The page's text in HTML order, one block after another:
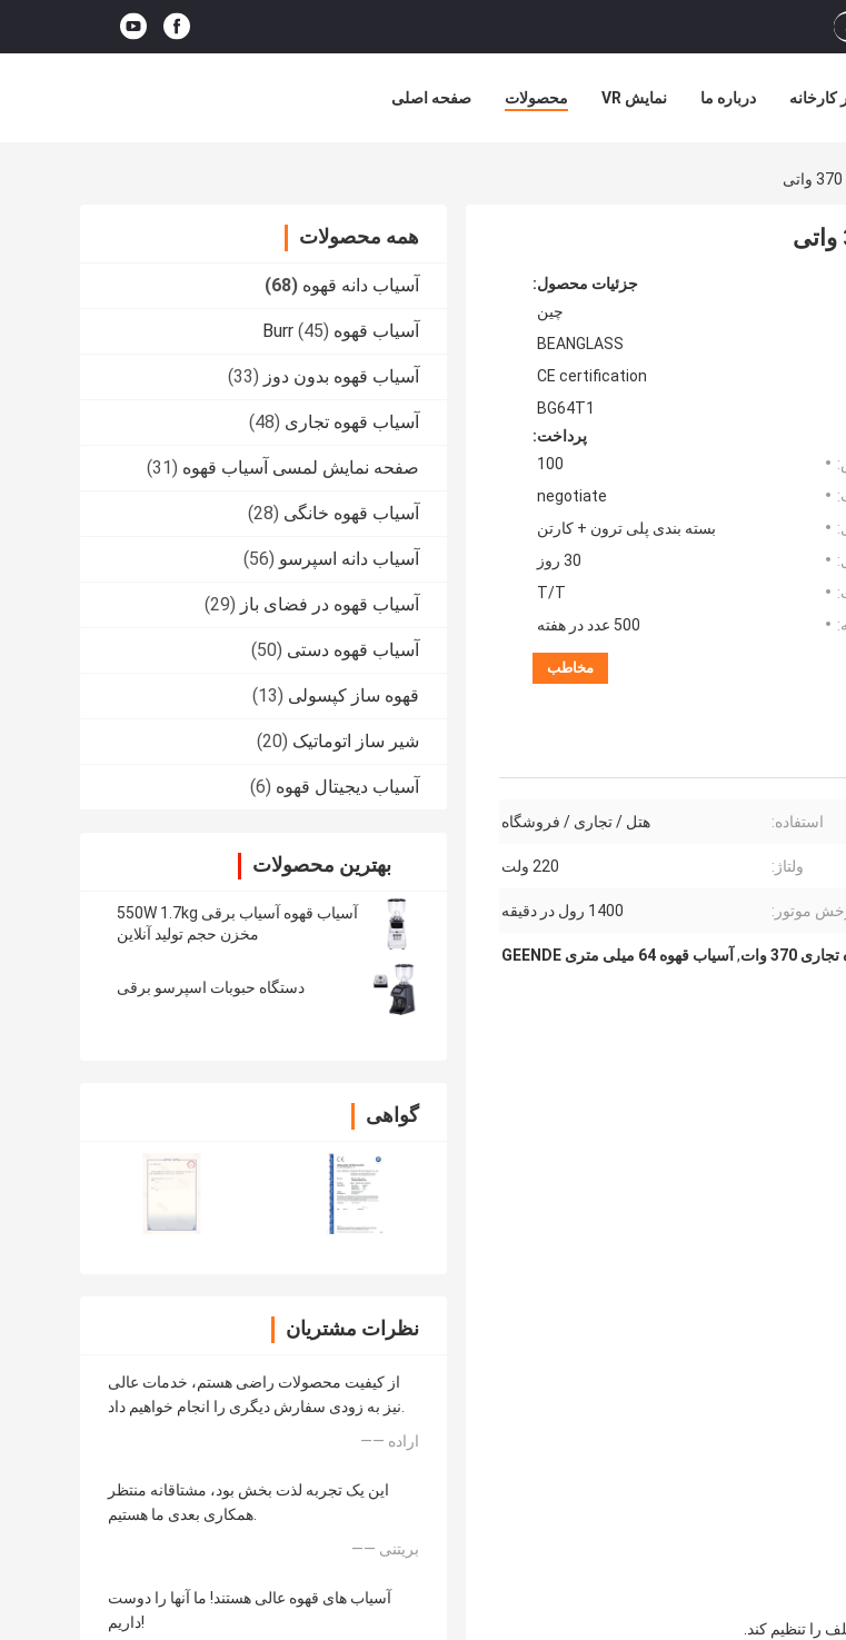
صفحه اصلی محصولات نمایش VR درباره ما کارخانه
همه محصولات
آسیاب دانه قهوه (68)
آسیاب قهوه Burr (45)
آسیاب قهوه بدون دوز (33)
آسیاب قهوه تجاری (48)
صفحه نمایش لمسی آسیاب قهوه (31)
آسیاب قهوه خانگی (28)
آسیاب دانه اسپرسو (56)
آسیاب قهوه در فضای باز (29)
آسیاب قهوه دستی (50)
قهوه ساز کپسولی (13)
شیر ساز اتوماتیک (20)
آسیاب دیجیتال قهوه (6)
بهترین محصولات
آسیاب قهوه آسیاب برقی 550W 1.7kg
مخزن حجم تولید آنلاین
دستگاه حبوبات اسپرسو برقی
گواهی
نظرات مشتریان
از کیفیت محصولات راضی هستم، خدمات عالی
نیز به زودی سفارش دیگری را انجام خواهیم داد.
—— اراده
این یک تجربه لذت بخش بود، مشتاقانه منتظر
همکاری بعدی ما هستیم.
—— بریتنی
آسیاب های قهوه عالی هستند! ما آنها را دوست
داریم!
جزئیات محصول:
چین
BEANGLASS
CE certification
BG64T1
پرداخت:
100
negotiate
بسته بندی پلی ترون + کارتن
30 روز
T/T
500 عدد در هفته
مخاطب
استفاده: هتل / تجاری / فروشگاه
ولتاژ: 220 ولت
موتور: 1400 رول در دقیقه
370 وات , آسیاب قهوه 64 میلی متری GEENDE